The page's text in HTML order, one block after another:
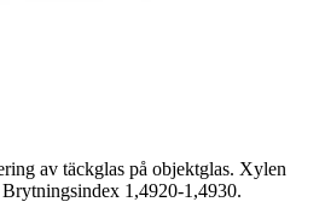
av täckglas på objektglas. Xylen
1,4920-1,4930.